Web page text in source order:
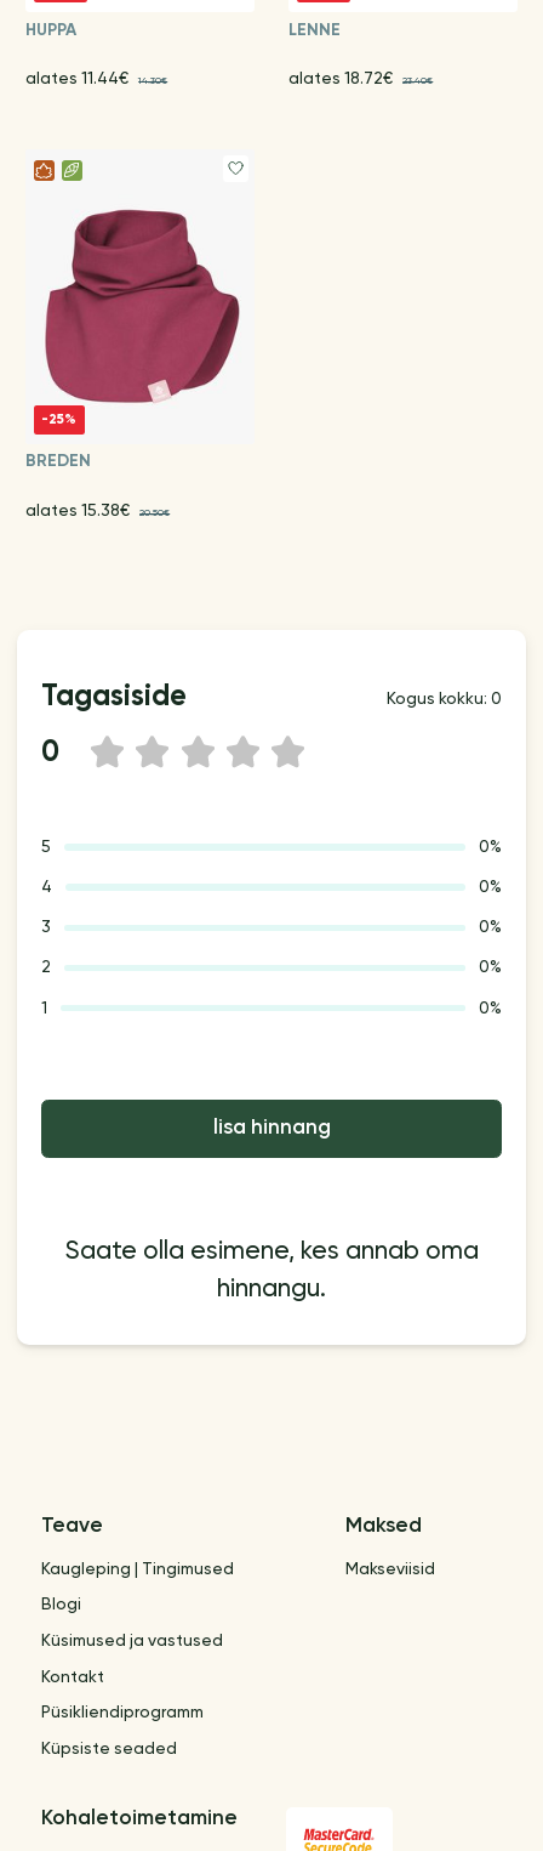
HUPPA
alates 11.44€ 14.30€
LENNE
alates 18.72€ 23.40€
-25%
BREDEN
alates 15.38€ 20.50€
Tagasiside Kogus kokku: 0
0 5
4
3
2
1
5 0%
4 0%
3 0%
2 0%
1 0%
lisa hinnang
Saate olla esimene, kes annab oma
hinnangu.
Teave
Kaugleping | Tingimused
Blogi
Küsimused ja vastused
Kontakt
Püsikliendiprogramm
Küpsiste seaded
Maksed
Makseviisid
Kohaletoimetamine